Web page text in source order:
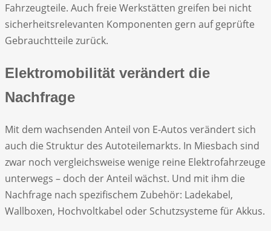
Fahrzeugteile. Auch freie Werkstätten greifen bei nicht
sicherheitsrelevanten Komponenten gern auf geprüfte
Gebrauchtteile zurück.
Elektromobilität verändert die
Nachfrage
Mit dem wachsenden Anteil von E-Autos verändert sich
auch die Struktur des Autoteilemarkts. In Miesbach sind
zwar noch vergleichsweise wenige reine Elektrofahrzeuge
unterwegs – doch der Anteil wächst. Und mit ihm die
Nachfrage nach spezifischem Zubehör: Ladekabel,
Wallboxen, Hochvoltkabel oder Schutzsysteme für Akkus.